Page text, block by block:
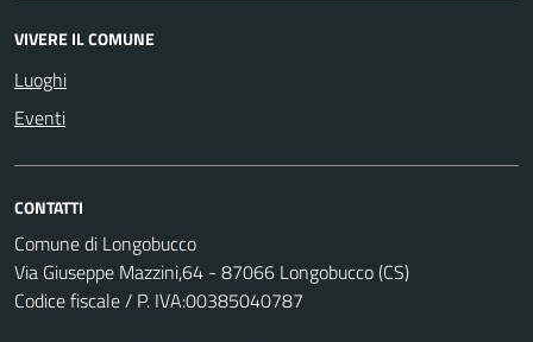
VIVERE IL COMUNE
Luoghi
Eventi
CONTATTI
Comune di Longobucco
Via Giuseppe Mazzini,64 - 87066 Longobucco (CS)
Codice fiscale / P. IVA:00385040787